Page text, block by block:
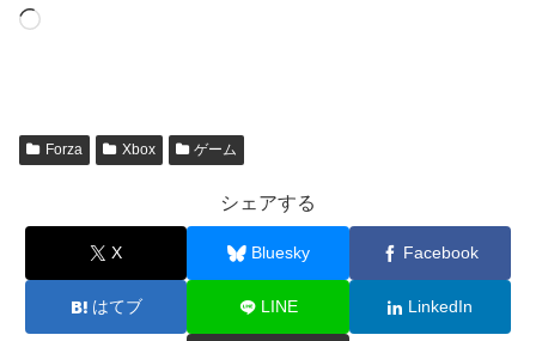
読
Forza Xbox ゲーム
シェアする
X Bluesky Facebook
はてブ LINE LinkedIn